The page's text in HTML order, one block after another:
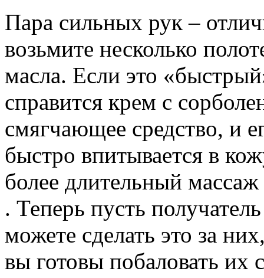
Пара сильных рук –
возьмите несколько
масла. Если это
справится крем с
смягчающее средство, и
быстро впитывается в
более длительный
. Теперь пусть
можете сделать это за
вы готовы побаловать